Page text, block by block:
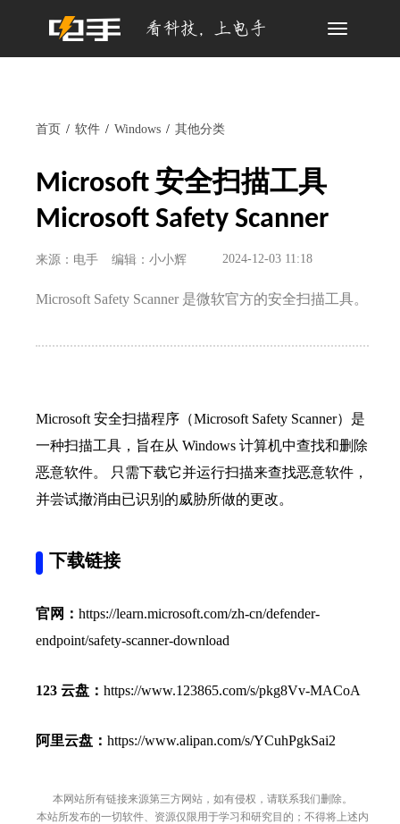
Toggle
首页 软件 Windows 其他分类
Microsoft 安全扫描工具
Microsoft Safety Scanner
来源：电手 编辑：小小辉 2024-12-03 11:18
Microsoft Safety Scanner 是微软官方的安全扫描工具。
Microsoft 安全扫描程序（Microsoft Safety Scanner）是
一种扫描工具，旨在从 Windows 计算机中查找和删除
恶意软件。 只需下载它并运行扫描来查找恶意软件，
并尝试撤消由已识别的威胁所做的更改。
下载链接
官网： https://learn.microsoft.com/zh-cn/defender-
endpoint/safety-scanner-download
123 云盘： https://www.123865.com/s/pkg8Vv-MACoA
阿里云盘： https://www.alipan.com/s/YCuhPgkSai2
本网站所有链接来源第三方网站，如有侵权，请联系我们删除。
本站所发布的一切软件、资源仅限用于学习和研究目的；不得将上述内